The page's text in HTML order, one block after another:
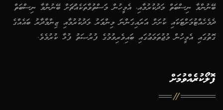
ބޭނުންވާ ނިސްބަތް މަދުކުރުމާއި، އެމީހުން މަސްތުވާތަކެއްޗަށް ބޭނުންވާ ނިސްބަތް
ދެމެހެއްޓުމަށްޓަކައި ކުށަށް އަރައިގަންނަ މިންވަރު މަދުކުރުމާއި ޒިންމާދާރު ބައެއްގެ
ގޮތުގައި އެމީހުން މުޖުތަމަޢުގައި ބައިވެރިވުމުގެ ފުރުޞަތު ފުޅާ ކުރުމެވެ.
ފޮލޯކުރެއްވުމަށް